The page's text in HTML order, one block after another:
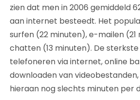
zien dat men in 2006 gemiddeld
aan internet besteedt. Het
surfen (22 minuten), e-mailen
chatten (13 minuten). De sterkste
telefoneren via internet, online
downloaden van
hieraan nog slechts minuten per